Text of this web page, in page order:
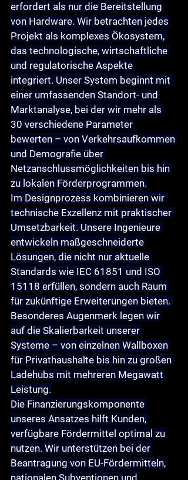
erfordert als nur die Bereitstellung
von Hardware. Wir betrachten jedes
Projekt als komplexes Ökosystem,
das technologische, wirtschaftliche
und regulatorische Aspekte
integriert. Unser System beginnt mit
einer umfassenden Standort- und
Marktanalyse, bei der wir mehr als
30 verschiedene Parameter
bewerten – von Verkehrsaufkommen
und Demografie über
Netzanschlussmöglichkeiten bis hin
zu lokalen Förderprogrammen.
Im Designprozess kombinieren wir
technische Exzellenz mit praktischer
Umsetzbarkeit. Unsere Ingenieure
entwickeln maßgeschneiderte
Lösungen, die nicht nur aktuelle
Standards wie IEC 61851 und ISO
15118 erfüllen, sondern auch Raum
für zukünftige Erweiterungen bieten.
Besonderes Augenmerk legen wir
auf die Skalierbarkeit unserer
Systeme – von einzelnen Wallboxen
für Privathaushalte bis hin zu großen
Ladehubs mit mehreren Megawatt
Leistung.
Die Finanzierungskomponente
unseres Ansatzes hilft Kunden,
verfügbare Fördermittel optimal zu
nutzen. Wir unterstützen bei der
Beantragung von EU-Fördermitteln,
nationalen Subventionen und